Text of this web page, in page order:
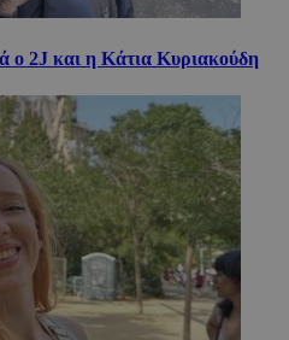
ο 2J και η Κάτια Κυριακούδη